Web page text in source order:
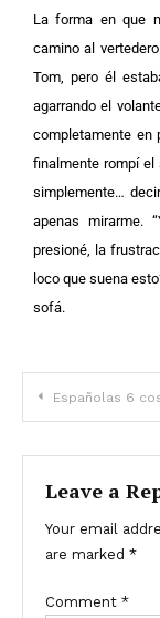
La forma en que
camino al
Tom, pero él
agarrando el
completamente en
finalmente rompí el
simplemente…
apenas mirarme.
presioné, la
loco que suena
sofá.
Españolas 6 cosas más candentes de las noticias de esta semana: la pérdida de peso de Adam
Leave a
Your email
are marked *
Comment *